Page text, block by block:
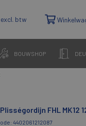
excl. btw
BOUWSHOP
FHL MK12
4402061212087